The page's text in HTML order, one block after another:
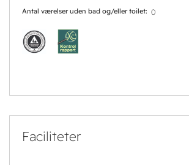
Antal værelser uden bad og/eller toilet 0
Faciliteter